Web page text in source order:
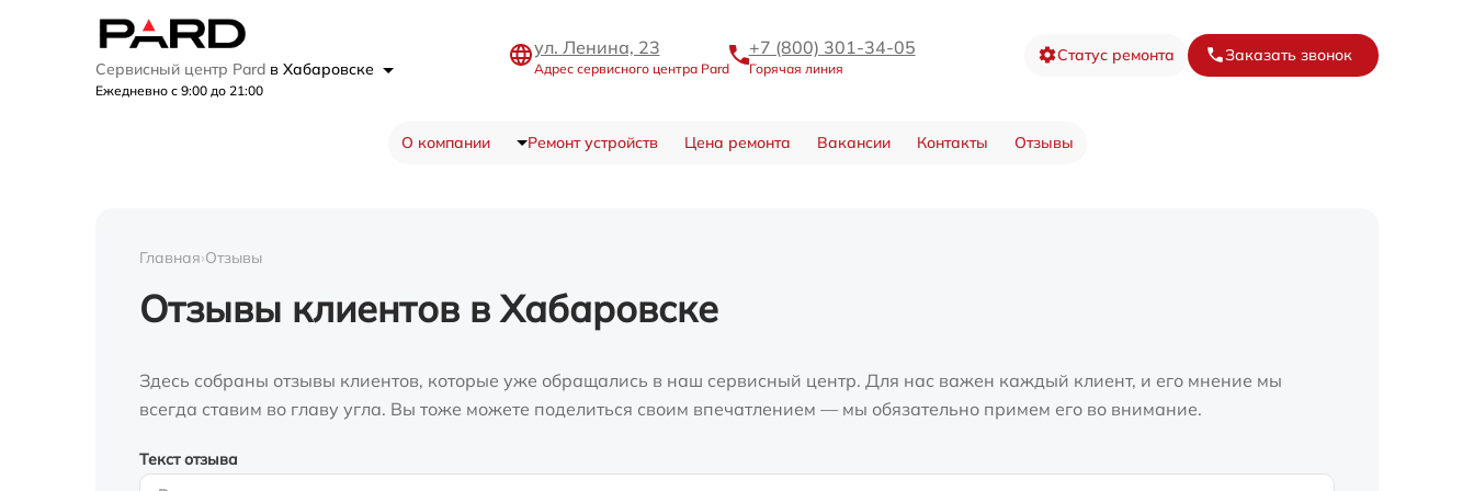
Сервисный центр Pard в Хабаровске
Ежедневно с 9:00 до 21:00
ул. Ленина, 23
Адрес сервисного центра Pard
+7 (800) 301-34-05
Горячая линия
Статус ремонта Заказать звонок
О компании Ремонт устройств Цена ремонта Вакансии Контакты Отзывы
Главная›Отзывы
Отзывы клиентов в Хабаровске
Здесь собраны отзывы клиентов, которые уже обращались в наш сервисный центр. Для нас важен каждый клиент, и его мнение мы
всегда ставим во главу угла. Вы тоже можете поделиться своим впечатлением — мы обязательно примем его во внимание.
Текст отзыва